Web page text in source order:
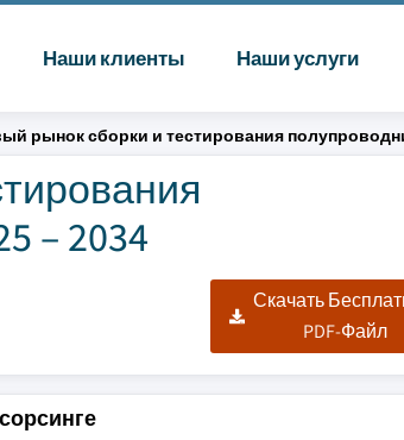
Наши клиенты Наши услуги
рынок сборки и тестирования
– 2034
Скачать
PDF-Файл